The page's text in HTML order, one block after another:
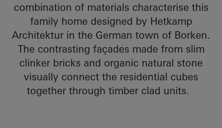
combination of materials characterise this
family home designed by Hetkamp
Architektur in the German town of Borken.
The contrasting façades made from slim
clinker bricks and organic natural stone
visually connect the residential cubes
together through timber clad units.